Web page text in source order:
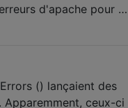
d'apache pour …
() lançaient des
ceux-ci